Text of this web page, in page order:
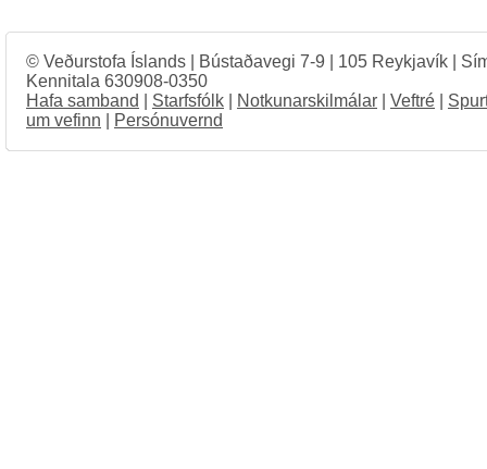
© Veðurstofa Íslands | Bústaðavegi 7-9 | 105 Reykjavík |
Kennitala 630908-0350
Hafa samband
Starfsfólk Notkunarskilmálar Veftré
um vefinn
Persónuvernd